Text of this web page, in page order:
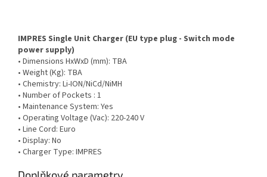
IMPRES Single Unit Charger (EU type plug - Switch mode
power supply)
• Dimensions HxWxD (mm): TBA
• Weight (Kg): TBA
• Chemistry: Li-ION/NiCd/NiMH
• Number of Pockets : 1
• Maintenance System: Yes
• Operating Voltage (Vac): 220-240 V
• Line Cord: Euro
• Display: No
• Charger Type: IMPRES
Doplňkové parametry